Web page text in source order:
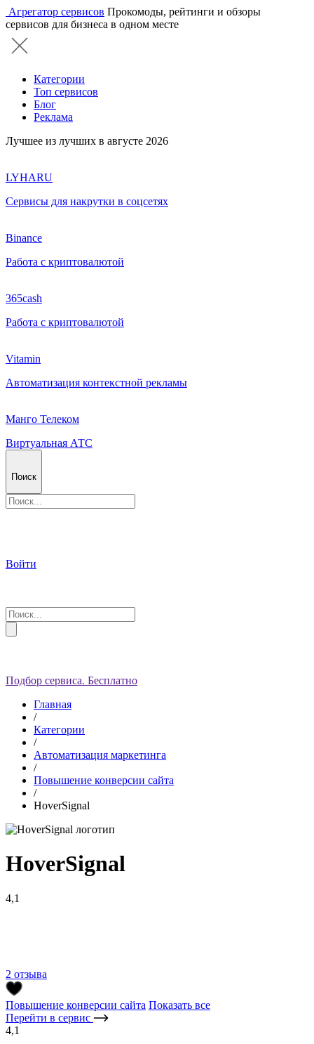
Агрегатор сервисов Прокомоды, рейтинги и обзоры
сервисов для бизнеса в одном месте
Категории
Топ сервисов
Блог
Реклама
Лучшее из лучших в августе 2026
LYHARU
Сервисы для накрутки в соцсетях
Binance
Работа с криптовалютой
365cash
Работа с криптовалютой
Vitamin
Автоматизация контекстной рекламы
Манго Телеком
Виртуальная АТС
Поиск
Войти
Подбор сервиса. Бесплатно
Главная
/
Категории
/
Автоматизация маркетинга
/
Повышение конверсии сайта
/
HoverSignal
HoverSignal
4,1
2 отзыва
Повышение конверсии сайта Показать все
Перейти в сервис
4,1